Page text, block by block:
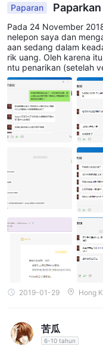
Paparan
ng
Pada 24 November
nelepon saya dan
aan sedang dalam
rik uang. Oleh karena
ntu penarikan (setelah
sendiri, yang katanya
28 Desember 2018, ia
Saya menelepon
nggan mereka
mengirim keluhan email
a Zhu Yiming telah
aan. Jadi itu tidak
kan itu adalah tindakan
h saya. Namun
kun saya, yang tidak
a periode penipuan, dia
geluh dan
as Platform
pelanggan yang berhati
k: 4367 4212 1456
saikannya, saya akan
berikutnya. Midas situs
Alamat Kantor: Kamar
Guowei, Distrik Yangpu,
2019-01-29 Hong
苦瓜
6-10 tahun